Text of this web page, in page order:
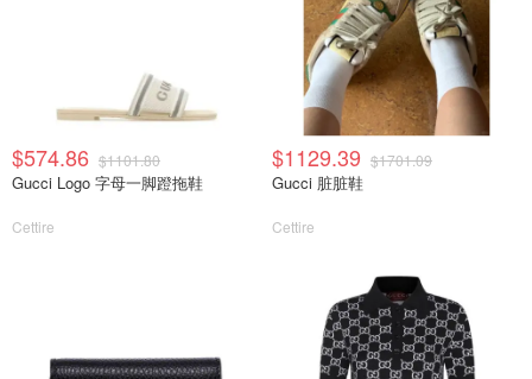
$574.86 $1101.80
Gucci Logo 字母一脚蹬拖鞋
Cettire
$1129.39 $1701.09
Gucci 脏脏鞋
Cettire